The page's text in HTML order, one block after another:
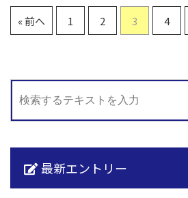
« 前へ 1 2 3 4
最新エントリー